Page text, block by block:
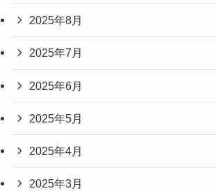
2025年8月
2025年7月
2025年6月
2025年5月
2025年4月
2025年3月